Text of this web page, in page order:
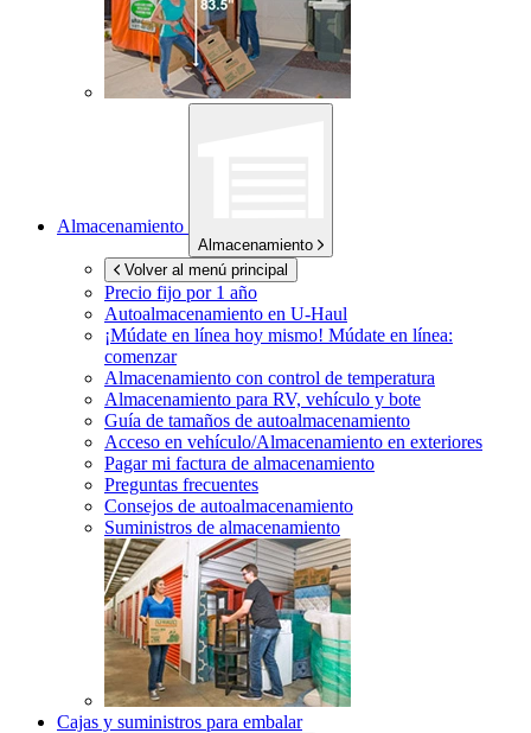
Almacenamiento
Almacenamiento
Volver al menú principal
Precio fijo por 1 año
Autoalmacenamiento en U-Haul
¡Múdate en línea hoy mismo! Múdate en línea:
comenzar
Almacenamiento con control de temperatura
Almacenamiento para RV, vehículo y bote
Guía de tamaños de autoalmacenamiento
Acceso en vehículo/Almacenamiento en exteriores
Pagar mi factura de almacenamiento
Preguntas frecuentes
Consejos de autoalmacenamiento
Suministros de almacenamiento
Cajas y suministros para embalar